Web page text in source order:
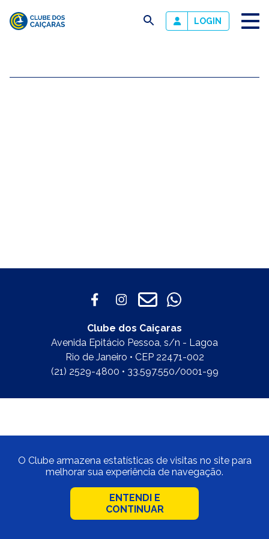
Caiçaras
busca LOGIN
Clube dos Caiçaras
Avenida Epitácio Pessoa, s/n - Lagoa
Rio de Janeiro • CEP 22471-002
(21) 2529-4800 • 33.597.550/0001-99
O Clube armazena estatísticas de visitas no site para
melhorar sua experiência de navegação.
ENTENDI E
CONTINUAR